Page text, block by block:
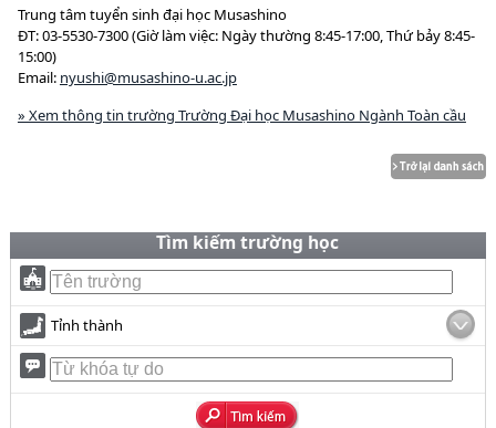
Trung tâm tuyển sinh đại học Musashino
ĐT: 03-5530-7300 (Giờ làm việc: Ngày thường 8:45-17:00, Thứ bảy 8:45-
15:00)
Email: nyushi@musashino-u.ac.jp
» Xem thông tin trường Trường Đại học Musashino Ngành Toàn cầu
Tìm kiếm trường học
Tỉnh thành